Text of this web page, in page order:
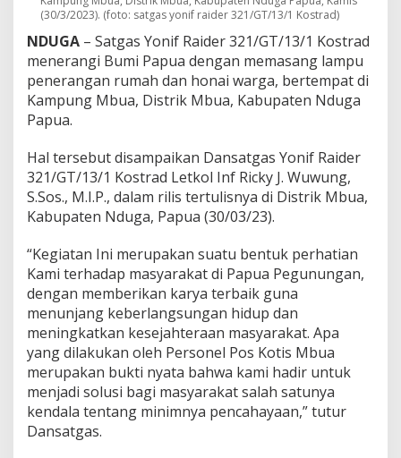
i
k
a
n
e
n
a
n
g
a
n
4
J
a
m
d
i
P
a
p
u
a
(30/3/2023). (foto: satgas yonif raider 321/GT/13/1 Kostrad)
NDUGA – Satgas Yonif Raider 321/GT/13/1 Kostrad
menerangi Bumi Papua dengan memasang lampu
penerangan rumah dan honai warga, bertempat di
Kampung Mbua, Distrik Mbua, Kabupaten Nduga
Papua.
Hal tersebut disampaikan Dansatgas Yonif Raider
321/GT/13/1 Kostrad Letkol Inf Ricky J. Wuwung,
S.Sos., M.I.P., dalam rilis tertulisnya di Distrik Mbua,
Kabupaten Nduga, Papua (30/03/23).
“Kegiatan Ini merupakan suatu bentuk perhatian
Kami terhadap masyarakat di Papua Pegunungan,
dengan memberikan karya terbaik guna
menunjang keberlangsungan hidup dan
meningkatkan kesejahteraan masyarakat. Apa
yang dilakukan oleh Personel Pos Kotis Mbua
merupakan bukti nyata bahwa kami hadir untuk
menjadi solusi bagi masyarakat salah satunya
kendala tentang minimnya pencahayaan,” tutur
Dansatgas.